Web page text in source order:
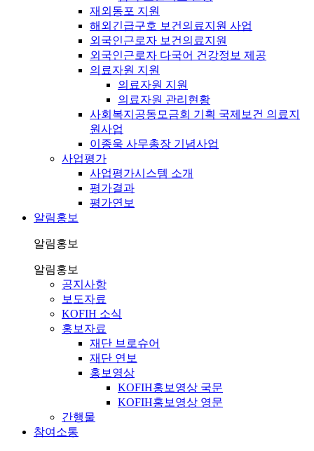
재외동포 지원
해외긴급구호 보건의료지원 사업
외국인근로자 보건의료지원
외국인근로자 다국어 건강정보 제공
의료자원 지원
의료자원 지원
의료자원 관리현황
사회복지공동모금회 기획 국제보건 의료지
원사업
이종욱 사무총장 기념사업
사업평가
사업평가시스템 소개
평가결과
평가연보
알림홍보
알림홍보
알림홍보
공지사항
보도자료
KOFIH 소식
홍보자료
재단 브로슈어
재단 연보
홍보영상
KOFIH홍보영상 국문
KOFIH홍보영상 영문
간행물
참여소통